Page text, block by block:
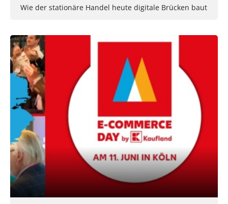
Wie der stationäre Handel heute digitale Brücken baut